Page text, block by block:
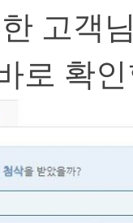
고객
로 확